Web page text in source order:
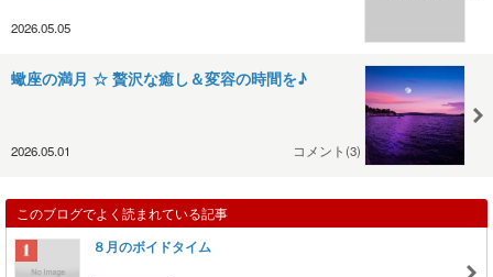
2026.05.05
蠍座の満月 ☆ 贅沢な癒し＆変容の時間を♪
2026.05.01 コメント(3)
このブログでよく読まれている記事
８月のボイドタイム